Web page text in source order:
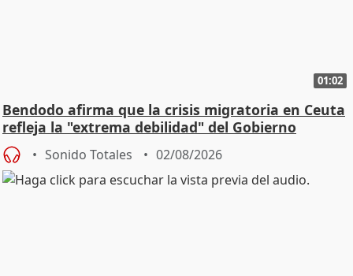
01:02
Bendodo afirma que la crisis migratoria en Ceuta
refleja la "extrema debilidad" del Gobierno
Sonido Totales 02/08/2026